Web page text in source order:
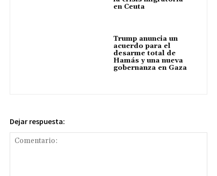
en Ceuta
Trump anuncia un
acuerdo para el
desarme total de
Hamás y una nueva
gobernanza en Gaza
Dejar respuesta: